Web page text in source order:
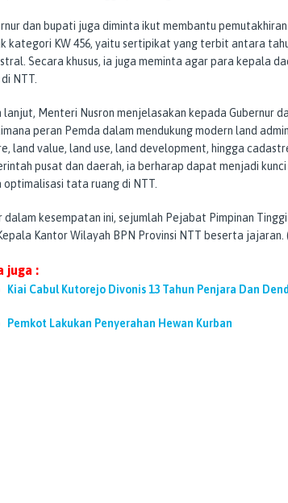
dan bupati juga diminta ikut membantu
kategori KW 456, yaitu sertipikat yang terbit antara
Secara khusus, ia juga meminta agar para kepala
NTT.
lanjut, Menteri Nusron menjelasakan kepada Gubernur
peran Pemda dalam mendukung modern land
land value, land use, land development, hingga
pusat dan daerah, ia berharap dapat menjadi
optimalisasi tata ruang di NTT.
dalam kesempatan ini, sejumlah Pejabat Pimpinan
Kantor Wilayah BPN Provinsi NTT beserta jajaran.
juga :
Kiai Cabul Kutorejo Divonis 13 Tahun Penjara Dan
Pemkot Lakukan Penyerahan Hewan Kurban